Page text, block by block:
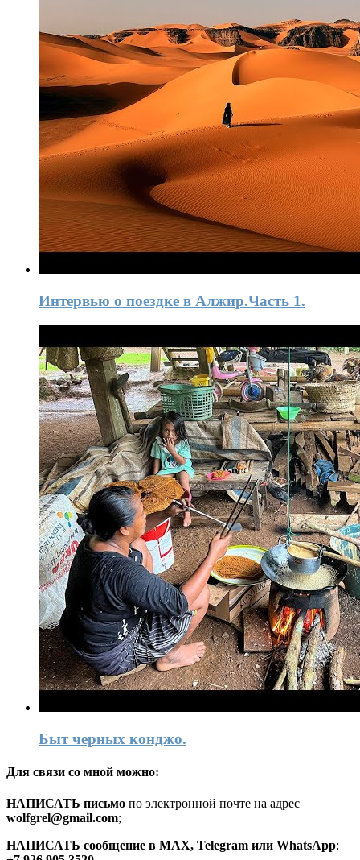
Интервью o поездке в Алжир.Часть 1.
Быт черных конджо.
Для связи со мной можно:
HАПИСАТЬ письмо по электронной почте на адрес
wolfgrel@gmail.com;
HАПИСАТЬ сообщение в MAX, Telegram или WhatsApp: